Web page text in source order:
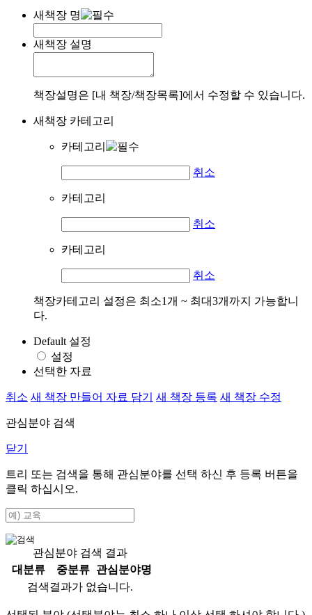
새책장 명
새책장 설명
책장설명은 [내 책장/책장목록]에서 수정할 수 있습니다.
새책장 카테고리
카테고리
취소
카테고리
취소
카테고리
취소
책장카테고리 설정은 최소1개 ~ 최대3개까지 가능합니
다.
Default 설정
설정
선택한 자료
취소 새 책장 만들어 자료 담기 새 책장 등록 새 책장 수정
관심분야 검색
닫기
트리 또는 검색을 통해 관심분야를 선택 하신 후 등록 버튼을
클릭 하십시오.
관심분야 검색 결과
대분류
중분류
관심분야명
검색결과가 없습니다.